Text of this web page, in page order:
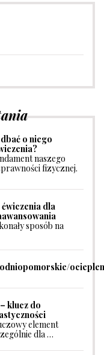
o niego
naszego
fizycznej.
dla
sposób na
klucz do
element
dla …